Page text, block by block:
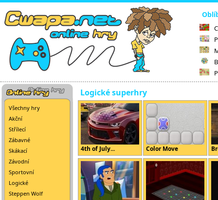
Všechny hry
Akční
Střílecí
Zábavné
Skákací
Závodní
Sportovní
Logické
Steppen Wolf
Logické superhry
4th of July... Color Move